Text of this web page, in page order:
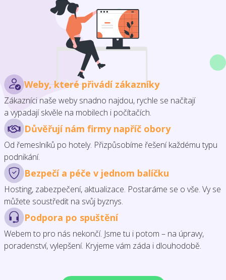
Weby, které přivádí zákazníky
Zákazníci naše weby snadno najdou, rychle se načítají
a vypadají skvěle na mobilech i počítačích.
Důvěřují nám firmy napříč obory
Od řemeslníků po hotely. Přizpůsobíme řešení každému typu
podnikání.
Bezpečí a péče v jednom balíčku
Hosting, zabezpečení, aktualizace. Postaráme se o vše. Vy se
můžete soustředit na svůj byznys.
Podpora po spuštění
Webem to pro nás nekončí. Jsme tu i potom – na úpravy,
poradenství, vylepšení. Kryjeme vám záda i dlouhodobě.